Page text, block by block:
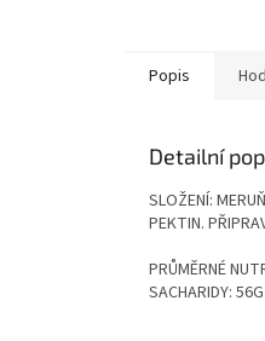
Popis
Detailní
SLOŽENÍ:
PEKTIN.
PRŮMĚRNÉ
SACHARIDY: